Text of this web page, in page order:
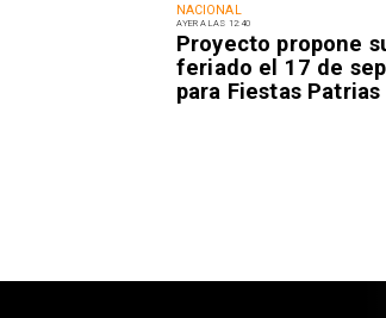
NACIONAL
AYER A LAS 12:40
Proyecto propone
feriado el 17 de
para Fiestas Patrias